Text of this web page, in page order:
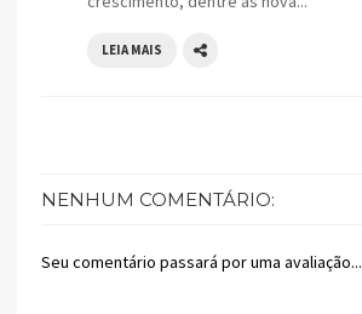
LEIA MAIS
NENHUM COMENTÁRIO:
Seu comentário passará por uma avaliação...